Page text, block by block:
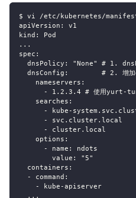
$ vi /etc/kubernetes/
apiVersion: v1
kind: Pod
...
spec:
dnsPolicy: "None" # 1.
dnsConfig:        # 2. 增
    nameservers:
- 1.2.3.4 # 使用yurt-
    searches:
- kube-
      - svc.cluster.local
      - cluster.local
    options:
      - name: ndots
        value: "5"
  containers:
  - command:
    - kube-apiserver
  ...